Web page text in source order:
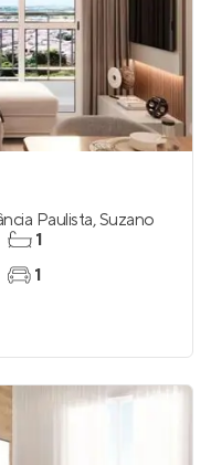
Paulista,Suzano
1
1